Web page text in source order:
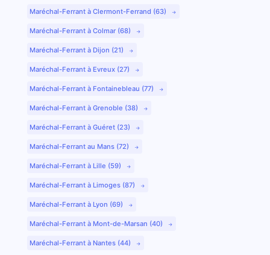
Maréchal-Ferrant à Clermont-Ferrand (63)
Maréchal-Ferrant à Colmar (68)
Maréchal-Ferrant à Dijon (21)
Maréchal-Ferrant à Evreux (27)
Maréchal-Ferrant à Fontainebleau (77)
Maréchal-Ferrant à Grenoble (38)
Maréchal-Ferrant à Guéret (23)
Maréchal-Ferrant au Mans (72)
Maréchal-Ferrant à Lille (59)
Maréchal-Ferrant à Limoges (87)
Maréchal-Ferrant à Lyon (69)
Maréchal-Ferrant à Mont-de-Marsan (40)
Maréchal-Ferrant à Nantes (44)